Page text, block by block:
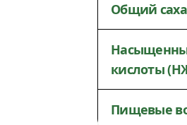
Общий
кислоты
Пищевые